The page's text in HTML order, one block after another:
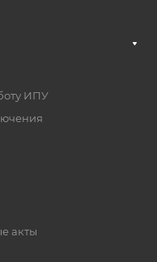
ИПУ
акты